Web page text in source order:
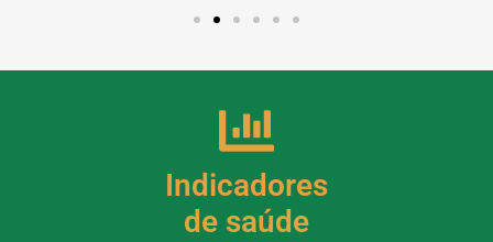
Indicadores
de saúde